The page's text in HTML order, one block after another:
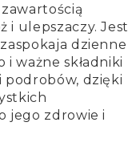
i ulepszaczy. Jest
dzienne
ważne składniki
podrobów, dzięki
jego zdrowie i